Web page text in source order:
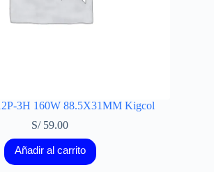
3H 160W 88.5X31MM Kigcol
S/59.00
Añadir al carrito